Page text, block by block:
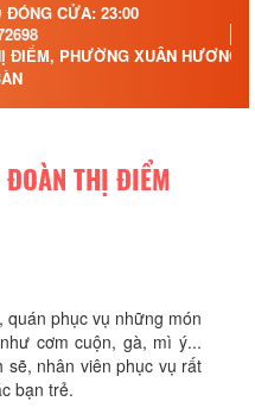
ĐÓNG CỬA: 23:00
ĐIỂM, PHƯỜNG XUÂN HƯƠNG
ĐOÀN THỊ ĐIỂM
phục vụ những món
cơm cuộn, gà, mì ý...
sẽ, nhân viên phục vụ rất
bạn trẻ.